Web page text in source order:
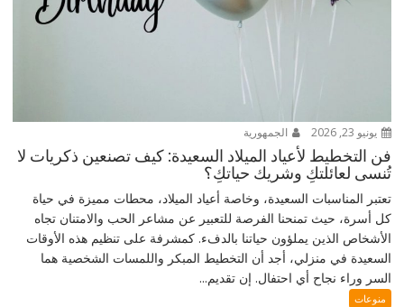
يونيو 23, 2026 الجمهورية
فن التخطيط لأعياد الميلاد السعيدة: كيف تصنعين ذكريات لا
تُنسى لعائلتكِ وشريك حياتكِ؟
تعتبر المناسبات السعيدة، وخاصة أعياد الميلاد، محطات مميزة في حياة
كل أسرة، حيث تمنحنا الفرصة للتعبير عن مشاعر الحب والامتنان تجاه
الأشخاص الذين يملؤون حياتنا بالدفء. كمشرفة على تنظيم هذه الأوقات
السعيدة في منزلي، أجد أن التخطيط المبكر واللمسات الشخصية هما
السر وراء نجاح أي احتفال. إن تقديم...
منوعات